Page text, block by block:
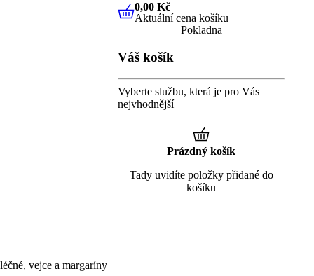
vejce a margaríny
0,00 KčAktuální cena košíku
0,00 Kč
Aktuální cena košíku
Pokladna
Váš košík
Vyberte službu, která je pro Vás
nejvhodnější
Prázdný košík
Tady uvidíte položky přidané do
košíku